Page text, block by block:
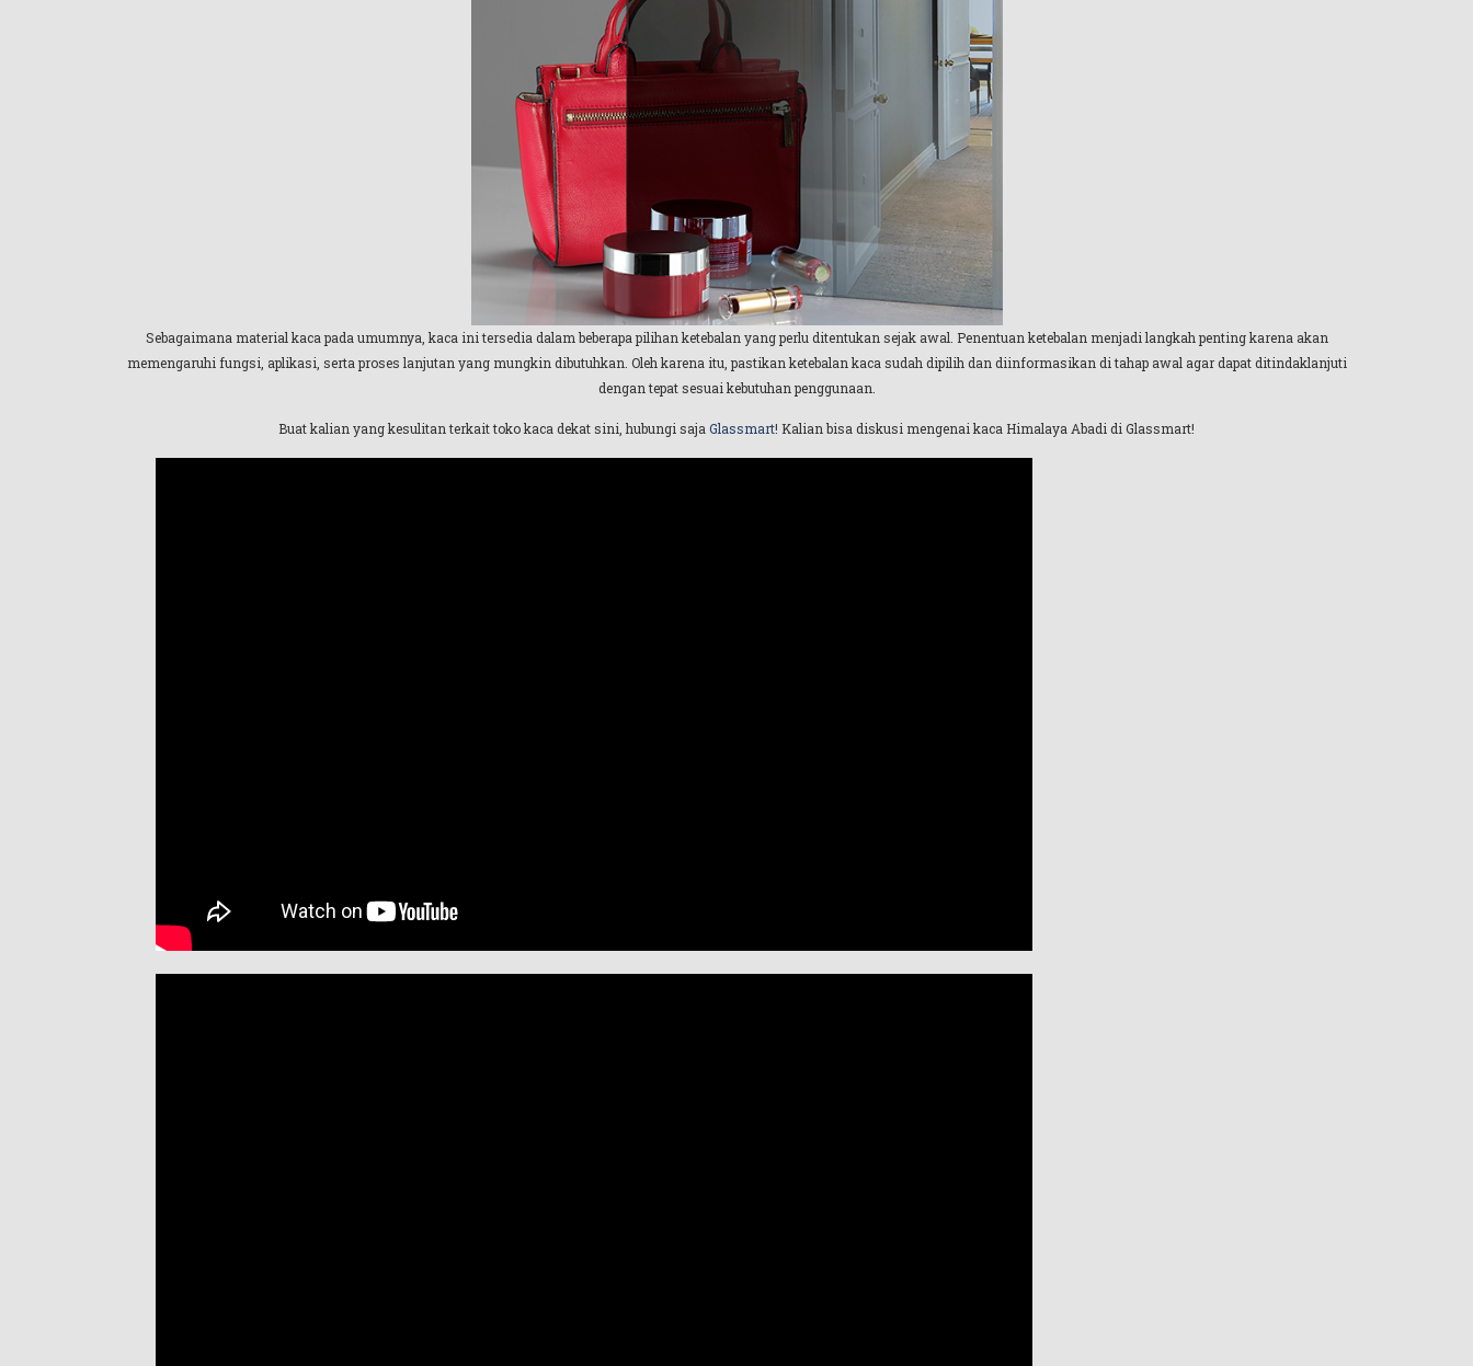
Sebagaimana material kaca pada umumnya, kaca ini tersedia dalam beberapa pilihan ketebalan yang perlu ditentukan sejak awal. Penentuan ketebalan menjadi langkah penting karena akan
memengaruhi fungsi, aplikasi, serta proses lanjutan yang mungkin dibutuhkan. Oleh karena itu, pastikan ketebalan kaca sudah dipilih dan diinformasikan di tahap awal agar dapat ditindaklanjuti
dengan tepat sesuai kebutuhan penggunaan.
Buat kalian yang kesulitan terkait toko kaca dekat sini, hubungi saja Glassmart! Kalian bisa diskusi mengenai kaca Himalaya Abadi di Glassmart!